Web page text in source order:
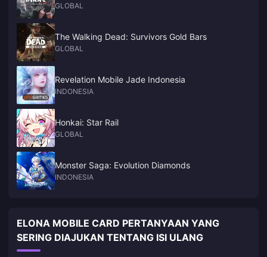
GLOBAL
The Walking Dead: Survivors Gold Bars
GLOBAL
Revelation Mobile Jade Indonesia
INDONESIA
Honkai: Star Rail
GLOBAL
Monster Saga: Evolution Diamonds
INDONESIA
ELONA MOBILE CARD PERTANYAAN YANG
SERING DIAJUKAN TENTANG ISI ULANG